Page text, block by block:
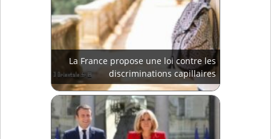
La France propose une loi contre les
discriminations capillaires